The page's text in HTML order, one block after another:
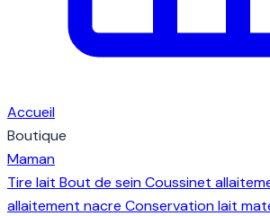
Accueil
Boutique
Maman
Tire lait Bout de seinCoussinet
allaitement nacre Conservation lait